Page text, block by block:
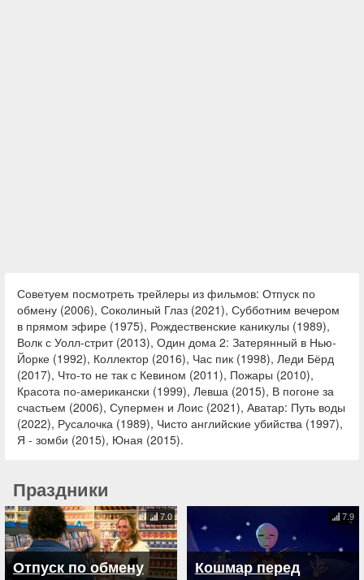
Советуем посмотреть трейлеры из фильмов: Отпуск по
обмену (2006), Соколиный Глаз (2021), Субботним вечером
в прямом эфире (1975), Рождественские каникулы (1989),
Волк с Уолл-стрит (2013), Один дома 2: Затерянный в Нью-
Йорке (1992), Коллектор (2016), Час пик (1998), Леди Бёрд
(2017), Что-то не так с Кевином (2011), Пожары (2010),
Красота по-американски (1999), Левша (2015), В погоне за
счастьем (2006), Супермен и Лоис (2021), Аватар: Путь воды
(2022), Русалочка (1989), Чисто английские убийства (1997),
Я - зомби (2015), Юная (2015).
Праздники
Отпуск по обмену
7.0
Кошмар перед
7.9